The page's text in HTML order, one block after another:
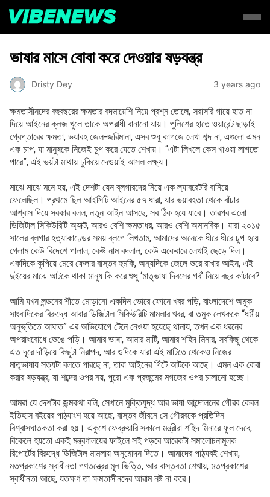
ভাষার মাসে বোবা করে দেওয়ার ষড়যন্ত্র
Dristy Dey 3 years ago
ক্ষমতাসীনদের বহুবছরের ক্ষমতার বদমায়েশি নিয়ে প্রশ্ন তোলে, সরাসরি গায়ে হাত না
দিয়ে আইনের ক্লজ খুলে তাকে অপরাধী বানানো যায়। পুলিশের হাতে ওয়ারেন্ট ছাড়াই
গ্রেপ্তারের ক্ষমতা, ভয়াবহ জেল-জরিমানা, এসব শুধু কাগজে লেখা শব্দ না, এগুলো এমন
এক চাপ, যা মানুষকে নিজেই চুপ করে যেতে শেখায়। “এটা লিখলে কেস খাওয়া লাগতে
পারে”, এই ভয়টা মাথায় ঢুকিয়ে দেওয়াই আসল লক্ষ্য।
মাঝে মাঝে মনে হয়, এই দেশটা যেন ব্লগারদের নিয়ে এক ল্যাবরেটরি বানিয়ে
ফেলেছিল। প্রথমে ছিল আইসিটি আইনের ৫৭ ধারা, যার ভয়াবহতা থেকে বাঁচার
আশ্বাস দিয়ে সরকার বলল, নতুন আইন আসছে, সব ঠিক হয়ে যাবে। তারপর এলো
ডিজিটাল সিকিউরিটি অ্যাক্ট, আরও বেশি ক্ষমতাধর, আরও বেশি অমানবিক। যারা ২০১৫
সালের ব্লগার হত্যাকাণ্ডের সময় ব্লগে লিখতাম, আমাদের অনেকে ধীরে ধীরে চুপ হয়ে
গেলাম কেউ বিদেশে পালাল, কেউ নাম বদলাল, কেউ একেবারে লেখাই ছেড়ে দিল।
একদিকে কুপিয়ে মেরে ফেলার বাস্তব হুমকি, অন্যদিকে জেলে ভরে রাখার আইন, এই
দুইয়ের মাঝে আটকে থাকা মানুষ কি করে শুধু ‘মাতৃভাষা দিবসের গর্ব’ নিয়ে বছর কাটাবে?
আমি যখন লন্ডনের শীতে মোড়ানো একদিন ভোরে ফোনে খবর পড়ি, বাংলাদেশে অমুক
সাংবাদিকের বিরুদ্ধে আবার ডিজিটাল সিকিউরিটি মামলার খবর, বা তমুক লেখককে “ধর্মীয়
অনুভূতিতে আঘাত” এর অভিযোগে টেনে নেওয়া হয়েছে থানায়, তখন এক ধরনের
অপরাধবোধে ভেঙে পড়ি। আমার ভাষা, আমার মাটি, আমার শহিদ মিনার, সবকিছু থেকে
এত দূরে দাঁড়িয়ে কিছুটা নিরাপদ, আর ওদিকে যারা এই মাটিতে থেকেও নিজের
মাতৃভাষায় সত্যটা বলতে পারছে না, তারা আইনের গিঁটে আটকে আছে। এমন এক বোবা
করার ষড়যন্ত্র, যা শব্দের ওপর নয়, পুরো এক প্রজন্মের মগজের ওপর চালানো হচ্ছে।
আমরা যে দেশটার জন্মকথা বলি, সেখানে মুক্তিযুদ্ধ আর ভাষা আন্দোলনের গৌরব কেবল
ইতিহাস বইয়ের পাঠ্যাংশ হয়ে আছে, বাস্তব জীবনে সে গৌরবকে প্রতিদিন
বিশ্বাসঘাতকতা করা হয়। একুশে ফেব্রুয়ারি সকালে মন্ত্রীরা শহিদ মিনারে ফুল দেবে,
বিকেলে হয়তো একই মন্ত্রণালয়ের ফাইলে সই পড়বে আরেকটা সমালোচনামূলক
রিপোর্টের বিরুদ্ধে ডিজিটাল মামলায় অনুমোদন দিতে। আমাদের পাঠ্যবই শেখায়,
মতপ্রকাশের স্বাধীনতা গণতন্ত্রের মূল ভিত্তি, আর বাস্তবতা শেখায়, মতপ্রকাশের
স্বাধীনতা আছে, যতক্ষণ তা ক্ষমতাসীনদের আরাম নষ্ট না করে।